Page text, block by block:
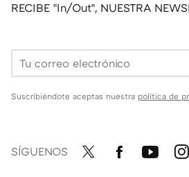
RECIBE "In/Out", NUESTRA
Suscribiéndote aceptas nuestra política de
SÍGUENOS